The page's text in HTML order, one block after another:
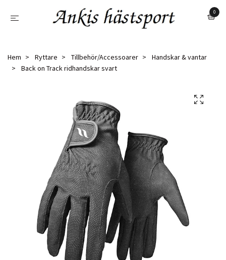
0
Hem Ryttare Tillbehör/Accessoarer
Handskar & vantar
Back on Track ridhandskar svart